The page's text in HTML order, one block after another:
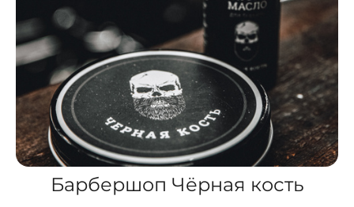
Барбершоп Чёрная кость